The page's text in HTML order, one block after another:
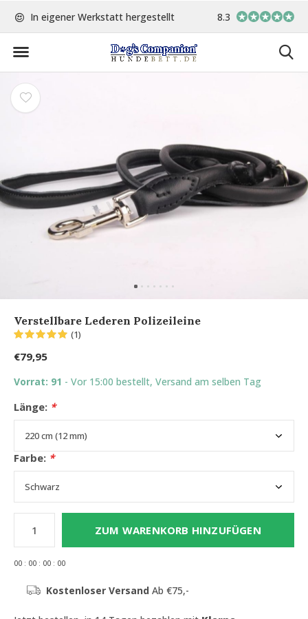
In eigener Werkstatt hergestellt Kostenlose
8.3
Verstellbare Lederen Polizeileine
(1)
€79,95
Vorrat: 91 - Vor 15:00 bestellt, Versand am selben Tag
Länge: *
Farbe: *
ZUM WARENKORB HINZUFÜGEN
00 : 00 : 00 : 00
Kostenloser Versand Ab €75,-